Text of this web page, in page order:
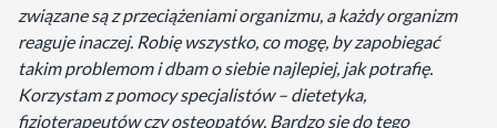
związane są z przeciążeniami organizmu, a każdy organizm
reaguje inaczej. Robię wszystko, co mogę, by zapobiegać
takim problemom i dbam o siebie najlepiej, jak potrafię.
Korzystam z pomocy specjalistów – dietetyka,
fizjoterapeutów czy osteopatów. Bardzo się do tego